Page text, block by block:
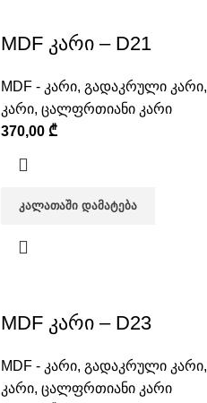
MDF კარი – D21
MDF - კარი, გადაკრული კარი,
კარი, ცალფრთიანი კარი
370,00 ₾
ᲙᲐᲚᲐᲗᲐᲨᲘ ᲓᲐᲛᲐᲢᲔᲑᲐ
MDF კარი – D23
MDF - კარი, გადაკრული კარი,
კარი, ცალფრთიანი კარი